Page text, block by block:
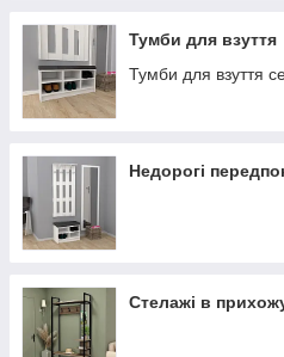
Тумби для взуття
Тумби для взуття
Недорогі
Стелажі в